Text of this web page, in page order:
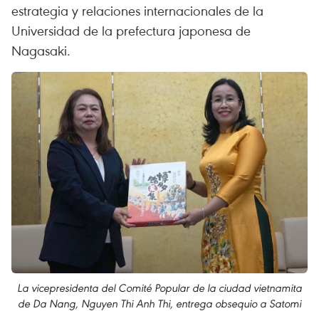
estrategia y relaciones internacionales de la
Universidad de la prefectura japonesa de
Nagasaki.
La vicepresidenta del Comité Popular de la ciudad vietnamita
de Da Nang, Nguyen Thi Anh Thi, entrega obsequio a Satomi